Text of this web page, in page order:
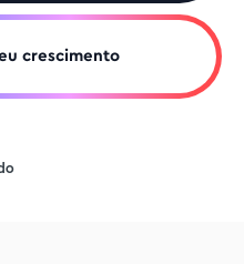
crescimento